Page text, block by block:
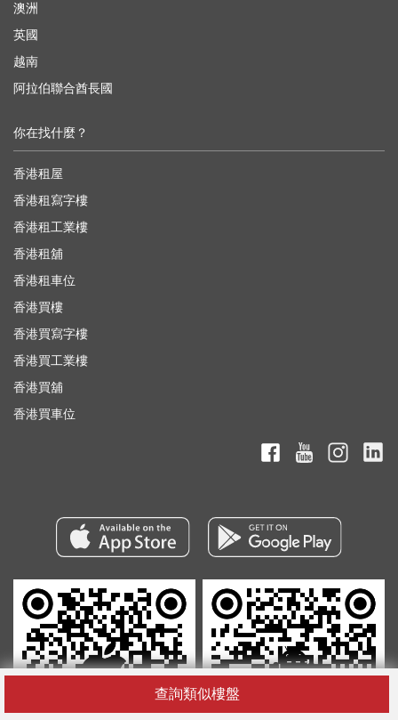
查詢類似樓盤
澳洲
英國
越南
阿拉伯聯合酋長國
你在找什麼？
香港租屋
香港租寫字樓
香港租工業樓
香港租舖
香港租車位
香港買樓
香港買寫字樓
香港買工業樓
香港買舖
香港買車位